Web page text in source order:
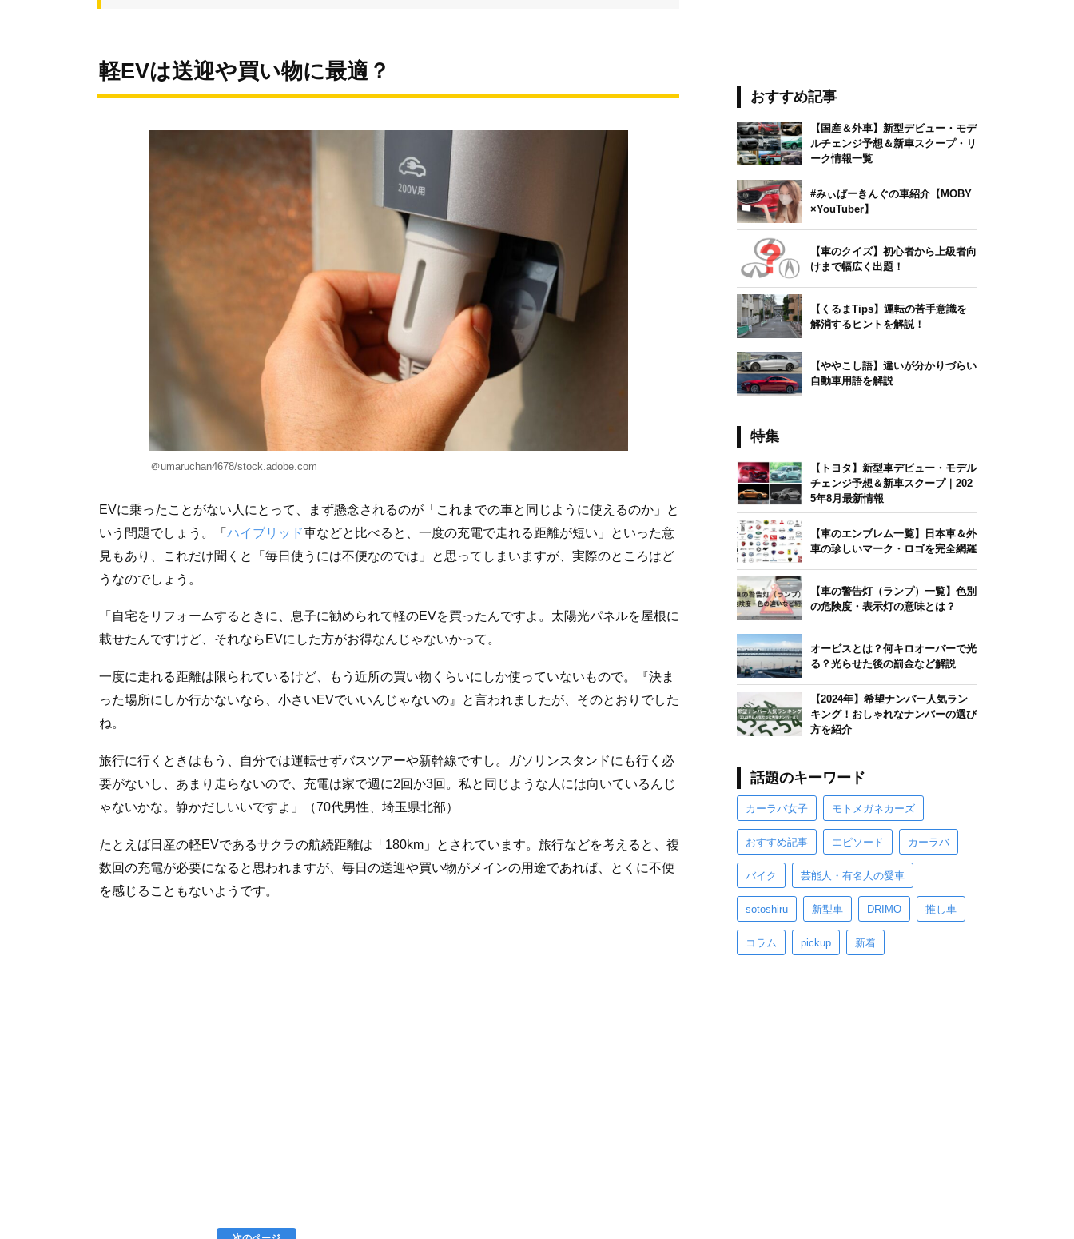
軽EVは送迎や買い物に最適？
＠umaruchan4678/stock.adobe.com
EVに乗ったことがない人にとって、まず懸念されるのが「これまでの車と同じように使えるのか」と
いう問題でしょう。「ハイブリッド車などと比べると、一度の充電で走れる距離が短い」といった意
見もあり、これだけ聞くと「毎日使うには不便なのでは」と思ってしまいますが、実際のところはど
うなのでしょう。
「自宅をリフォームするときに、息子に勧められて軽のEVを買ったんですよ。太陽光パネルを屋根に
載せたんですけど、それならEVにした方がお得なんじゃないかって。
一度に走れる距離は限られているけど、もう近所の買い物くらいにしか使っていないもので。『決ま
った場所にしか行かないなら、小さいEVでいいんじゃないの』と言われましたが、そのとおりでした
ね。
旅行に行くときはもう、自分では運転せずバスツアーや新幹線ですし。ガソリンスタンドにも行く必
要がないし、あまり走らないので、充電は家で週に2回か3回。私と同じような人には向いているんじ
ゃないかな。静かだしいいですよ」（70代男性、埼玉県北部）
たとえば日産の軽EVであるサクラの航続距離は「180km」とされています。旅行などを考えると、複
数回の充電が必要になると思われますが、毎日の送迎や買い物がメインの用途であれば、とくに不便
を感じることもないようです。
おすすめ記事
【国産＆外車】新型デビュー・モデ
ルチェンジ予想＆新車スクープ・リ
ーク情報一覧
#みぃぱーきんぐの車紹介【MOBY
×YouTuber】
【車のクイズ】初心者から上級者向
けまで幅広く出題！
【くるまTips】運転の苦手意識を
解消するヒントを解説！
【ややこし語】違いが分かりづらい
自動車用語を解説
特集
【トヨタ】新型車デビュー・モデル
チェンジ予想＆新車スクープ｜202
5年8月最新情報
【車のエンブレム一覧】日本車＆外
車の珍しいマーク・ロゴを完全網羅
【車の警告灯（ランプ）一覧】色別
の危険度・表示灯の意味とは？
オービスとは？何キロオーバーで光
る？光らせた後の罰金など解説
【2024年】希望ナンバー人気ラン
キング！おしゃれなナンバーの選び
方を紹介
話題のキーワード
カーラバ女子 モトメガネカーズ
おすすめ記事 エピソード カーラバ
バイク 芸能人・有名人の愛車
sotoshiru 新型車 DRIMO 推し車
コラム pickup 新着